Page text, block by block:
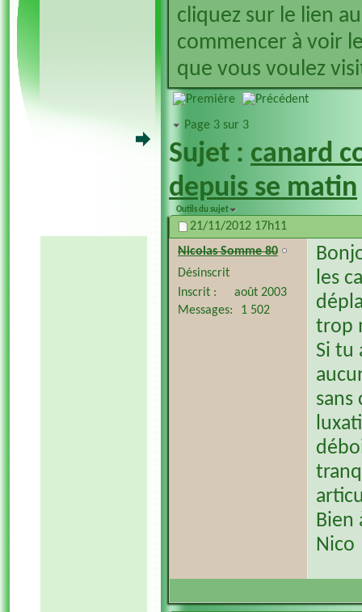
cliquez sur le lien
commencer à voir
que vous voulez
Page 3 sur 3
Sujet : canard
depuis se matin
Outils du sujet
21/11/2012 17h11
Nicolas Somme 80
Désinscrit
Inscrit
août 2003
Messages
1 502
les
trop
Si tu
sans
Bien
Nico